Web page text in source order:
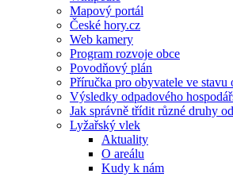
Mapový portál
České hory.cz
Web kamery
Program rozvoje obce
Povodňový plán
Příručka pro obyvatele ve stavu
Výsledky odpadového
Jak správně třídit různé druhy
Lyžařský vlek
Aktuality
O areálu
Kudy k nám